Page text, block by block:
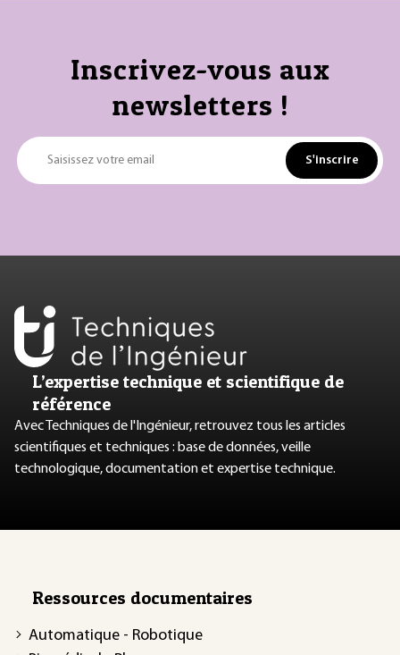
Inscrivez-vous aux
newsletters !
Saisissez votre email S'inscrire
L’expertise technique et scientifique de
référence
Avec Techniques de l'Ingénieur, retrouvez tous les articles
scientifiques et techniques : base de données, veille
technologique, documentation et expertise technique.
Ressources documentaires
Automatique - Robotique